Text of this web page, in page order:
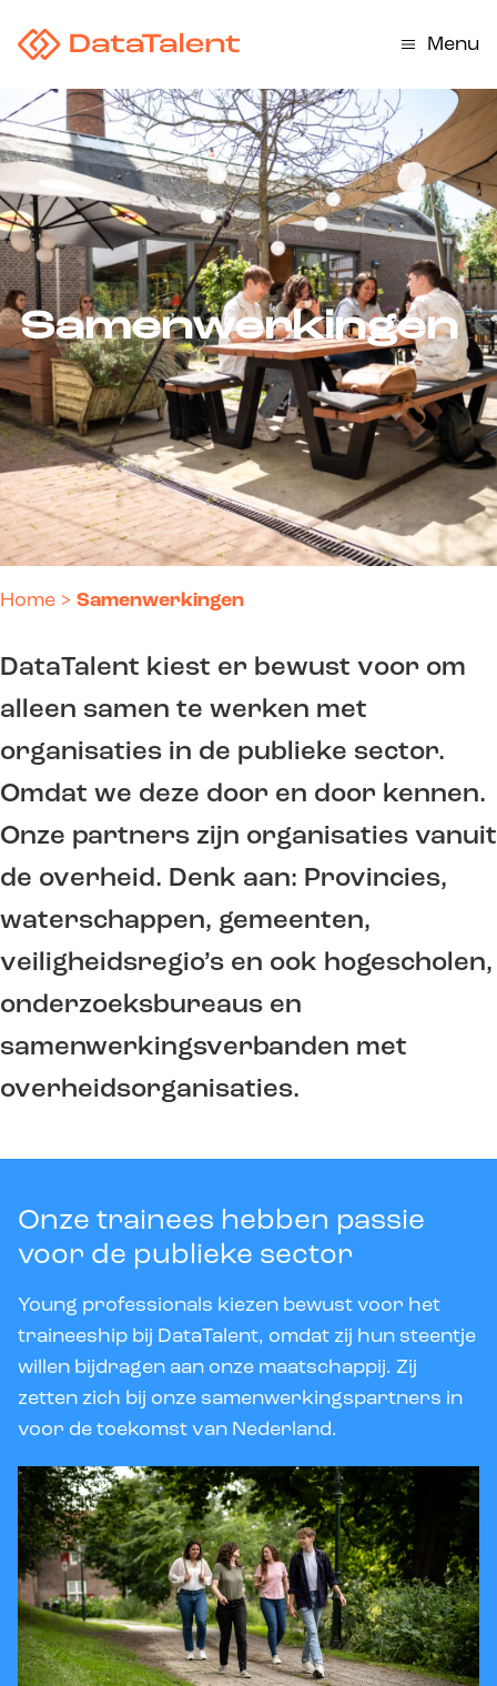
Menu
Samenwerkingen
Home > Samenwerkingen
DataTalent kiest er bewust voor om
alleen samen te werken met
organisaties in de publieke sector.
Omdat we deze door en door kennen.
Onze partners zijn organisaties vanuit
de overheid. Denk aan: Provincies,
waterschappen, gemeenten,
veiligheidsregio’s en ook hogescholen,
onderzoeksbureaus en
samenwerkingsverbanden met
overheidsorganisaties.
Onze trainees hebben passie
voor de publieke sector
Young professionals kiezen bewust voor het
traineeship bij DataTalent, omdat zij hun steentje
willen bijdragen aan onze maatschappij. Zij
zetten zich bij onze samenwerkingspartners in
voor de toekomst van Nederland.